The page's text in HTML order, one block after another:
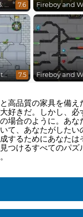
Money Movers 3: Guard Duty 7.6
Fireboy and Watergirl in The Ice Temple 7.5
高品質の家具を備え
好きだ。しかし、必
場合のように。あな
て、あなたがしたい
するためにあなたは
つけるすべてのパズ